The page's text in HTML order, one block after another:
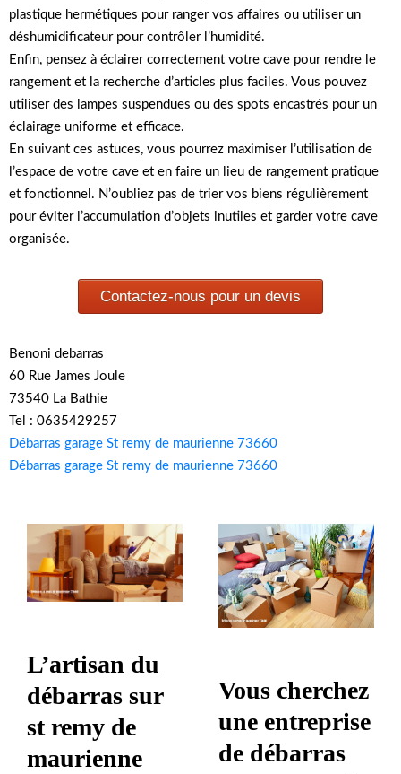
plastique hermétiques pour ranger vos affaires ou utiliser un
déshumidificateur pour contrôler l’humidité.
Enfin, pensez à éclairer correctement votre cave pour rendre le
rangement et la recherche d’articles plus faciles. Vous pouvez
utiliser des lampes suspendues ou des spots encastrés pour un
éclairage uniforme et efficace.
En suivant ces astuces, vous pourrez maximiser l’utilisation de
l’espace de votre cave et en faire un lieu de rangement pratique
et fonctionnel. N’oubliez pas de trier vos biens régulièrement
pour éviter l’accumulation d’objets inutiles et garder votre cave
organisée.
Contactez-nous pour un devis
Benoni debarras
60 Rue James Joule
73540 La Bathie
Tel : 0635429257
Débarras garage St remy de maurienne 73660
Débarras garage St remy de maurienne 73660
L’artisan du
débarras sur
st remy de
maurienne
Vous cherchez
une entreprise
de débarras